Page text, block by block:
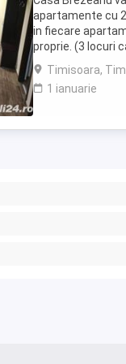
apartamente cu
in fiecare
proprie. (3 locuri
complet
Timisoara,
1 ianuarie